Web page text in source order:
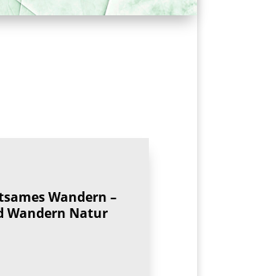
Wandern –
Wandern Natur